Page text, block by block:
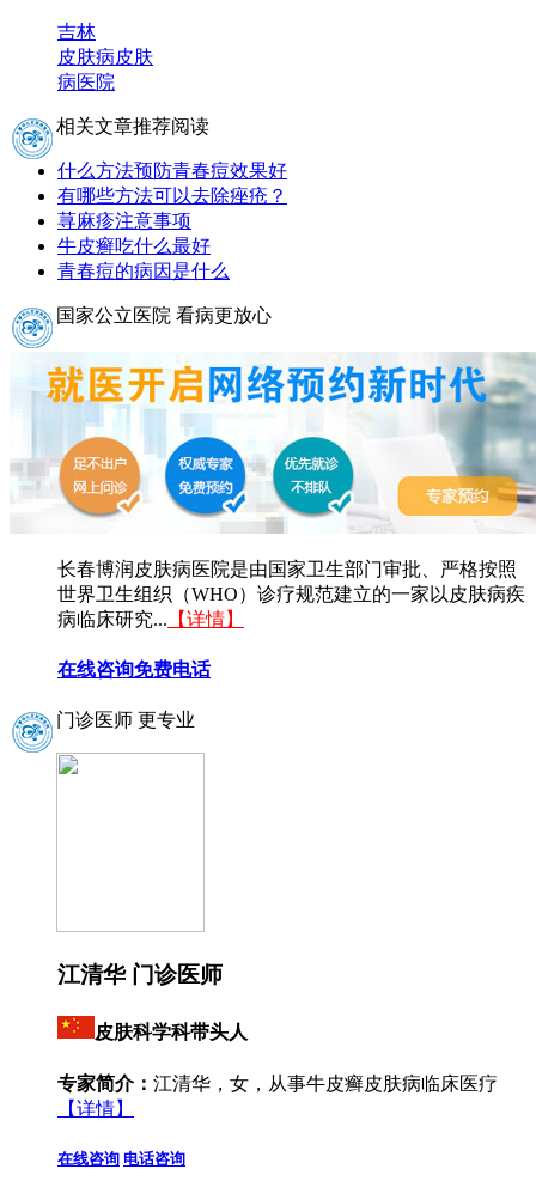
吉林
皮肤病皮肤
病医院
相关文章推荐阅读
什么方法预防青春痘效果好
有哪些方法可以去除痤疮？
荨麻疹注意事项
牛皮癣吃什么最好
青春痘的病因是什么
国家公立医院 看病更放心
长春博润皮肤病医院是由国家卫生部门审批、严格按照
世界卫生组织（WHO）诊疗规范建立的一家以皮肤病疾
病临床研究... 【详情】
在线咨询免费电话
门诊医师 更专业
江清华 门诊医师
皮肤科学科带头人
专家简介： 江清华，女，从事牛皮癣皮肤病临床医疗
【详情】
在线咨询 电话咨询